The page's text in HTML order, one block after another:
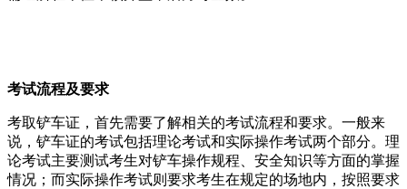
考试流程及要求
考取铲车证，首先需要了解相关的考试流程和要求。一般来
说，铲车证的考试包括理论考试和实际操作考试两个部分。理
论考试主要测试考生对铲车操作规程、安全知识等方面的掌握
情况；而实际操作考试则要求考生在规定的场地内，按照要求